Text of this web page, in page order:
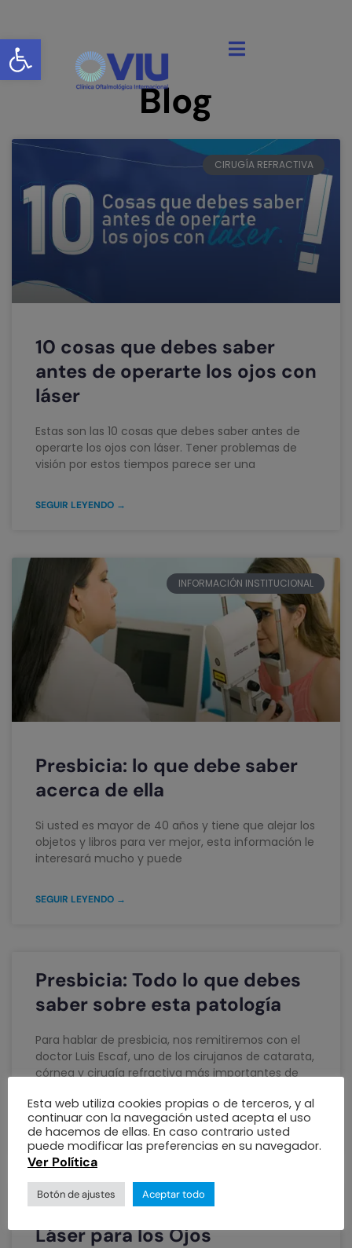
Abrir barra de herramientas
Blog
CIRUGÍA REFRACTIVA
10 cosas que debes saber
antes de operarte los ojos con
láser
Estas son las 10 cosas que debes saber antes de
operarte los ojos con láser. Tener problemas de
visión por estos tiempos parece ser una
SEGUIR LEYENDO →
INFORMACIÓN INSTITUCIONAL
Presbicia: lo que debe saber
acerca de ella
Si usted es mayor de 40 años y tiene que alejar los
objetos y libros para ver mejor, esta información le
interesará mucho y puede
SEGUIR LEYENDO →
Presbicia: Todo lo que debes
saber sobre esta patología
Para hablar de presbicia, nos remitiremos con el
doctor Luis Escaf, uno de los cirujanos de catarata,
córnea y cirugía refractiva más importantes de
SEGUIR LEYENDO →
Preguntas Frecuentes: Cirugía
Láser para los Ojos
Esta web utiliza cookies propias o de terceros, y al
continuar con la navegación usted acepta el uso
de hacemos de ellas. En caso contrario usted
puede modificar las preferencias en su navegador.
Ver Política
Botón de ajustes Aceptar todo